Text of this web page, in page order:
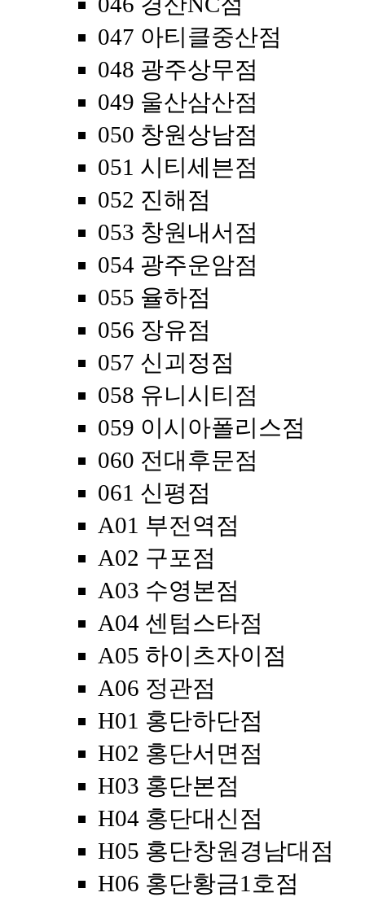
047 아티클중산점
048 광주상무점
049 울산삼산점
050 창원상남점
051 시티세븐점
052 진해점
053 창원내서점
054 광주운암점
055 율하점
056 장유점
057 신괴정점
058 유니시티점
059 이시아폴리스점
060 전대후문점
061 신평점
A01 부전역점
A02 구포점
A03 수영본점
A04 센텀스타점
A05 하이츠자이점
A06 정관점
H01 홍단하단점
H02 홍단서면점
H03 홍단본점
H04 홍단대신점
H05 홍단창원경남대점
H06 홍단황금1호점